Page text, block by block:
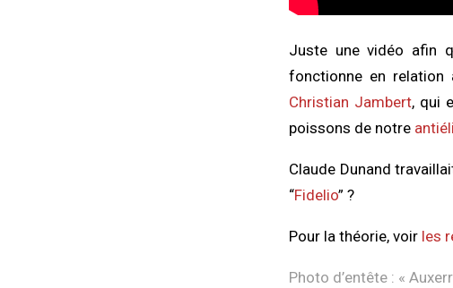
Juste une vidéo afin
fonctionne en relation
Christian Jambert, qui
poissons de notre
Claude Dunand
“Fidelio” ?
Pour la théorie, voir les
Photo d’entête : «